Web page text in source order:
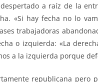
a raíz de la
«Si hay fecha no lo
trabajadoras
o izquierda: «La
a la izquierda porque
republicana pero